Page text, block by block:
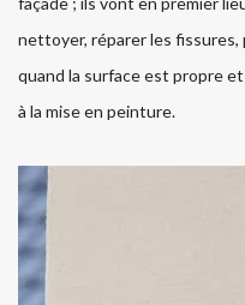
nettoyer, réparer les fissures,
quand la surface est propre
à la mise en peinture.